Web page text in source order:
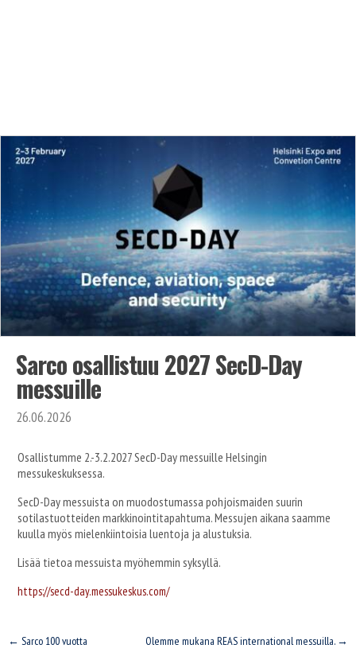
Sarco osallistuu 2027 SecD-Day
messuille
26.06.2026
Osallistumme 2.-3.2.2027 SecD-Day messuille Helsingin
messukeskuksessa.
SecD-Day messuista on muodostumassa pohjoismaiden suurin
sotilastuotteiden markkinointitapahtuma. Messujen aikana saamme
kuulla myös mielenkiintoisia luentoja ja alustuksia.
Lisää tietoa messuista myöhemmin syksyllä.
https://secd-day.messukeskus.com/
Olemme mukana REAS international messuilla.
Sarco 100 vuotta